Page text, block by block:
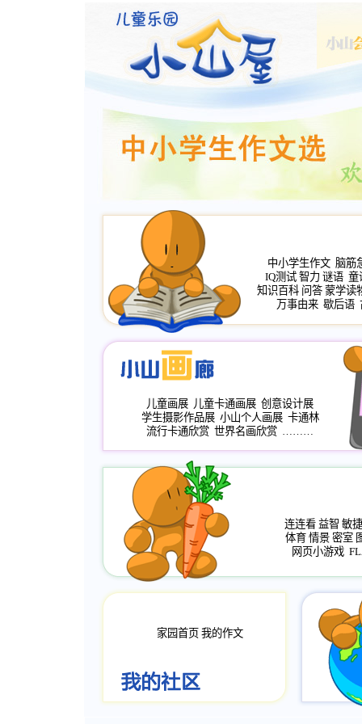
中小学生作文 脑筋
IQ测试 智力 谜语 童
知识百科 问答 蒙学读
万事由来 歇后语
儿童画展 儿童卡通画展 创意设计展
学生摄影作品展 小山个人画展 卡通林
流行卡通欣赏 世界名画欣赏 ………
连连看 益智 敏捷
体育 情景 密室
网页小游戏
家园首页 我的作文